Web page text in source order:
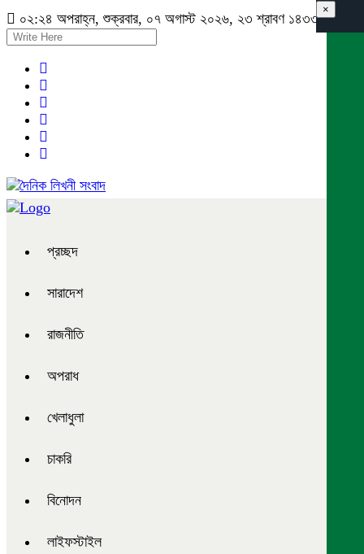
০২:২৪ অপরাহ্ন, শুক্রবার, ০৭ অগাস্ট ২০২৬, ২৩ শ্রাবণ ১৪৩৩ বঙ্গাব্দ
প্রচ্ছদ
সারাদেশ
রাজনীতি
অপরাধ
খেলাধুলা
চাকরি
বিনোদন
লাইফস্টাইল
×